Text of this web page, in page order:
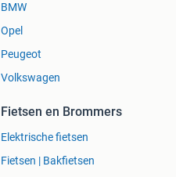
BMW
Opel
Peugeot
Volkswagen
Fietsen en Brommers
Elektrische fietsen
Fietsen | Bakfietsen